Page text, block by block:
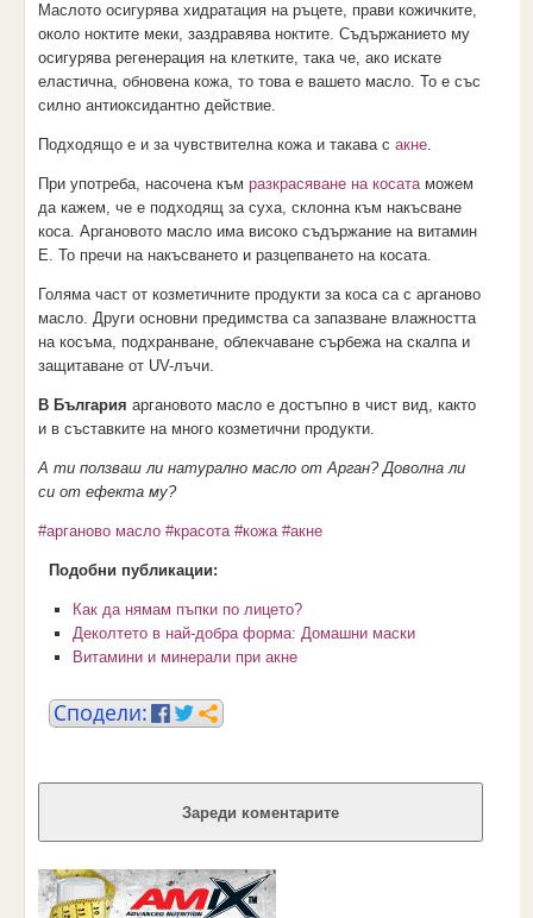
Маслото осигурява хидратация на ръцете, прави кожичките,
около ноктите меки, заздравява ноктите. Съдържанието му
осигурява регенерация на клетките, така че, ако искате
еластична, обновена кожа, то това е вашето масло. То е със
силно антиоксидантно действие.
Подходящо е и за чувствителна кожа и такава с акне.
При употреба, насочена към разкрасяване на косатаможем
да кажем, че е подходящ за суха, склонна към накъсване
коса. Аргановото масло има високо съдържание на витамин
Е. То пречи на накъсването и разцепването на косата.
Голяма част от козметичните продукти за коса са с арганово
масло. Други основни предимства са запазване влажността
на косъма, подхранване, облекчаване сърбежа на скалпа и
защитаване от UV-лъчи.
В България аргановото масло е достъпно в чист вид, както
и в съставките на много козметични продукти.
А ти ползваш ли натурално масло от Арган? Доволна ли
си от ефекта му?
#арганово масло #красота #кожа #акне
Подобни публикации:
Как да нямам пъпки по лицето?
Деколтето в най-добра форма: Домашни маски
Витамини и минерали при акне
Зареди коментарите